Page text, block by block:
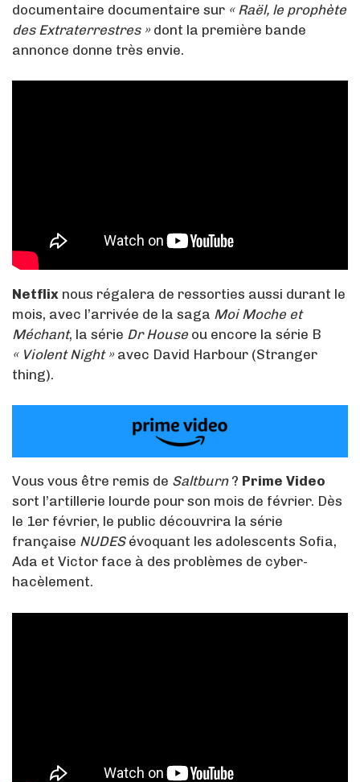
documentaire documentaire sur « Raël, le prophète
des Extraterrestres »dont la première bande
annonce donne très envie.
Netflix nous régalera de ressorties aussi durant le
mois, avec l’arrivée de la saga Moi Moche et
Méchant, la série Dr Houseou encore la série B
« Violent Night »avec David Harbour (Stranger
thing).
Vous vous être remis de Saltburn? Prime Video
sort l’artillerie lourde pour son mois de février. Dès
le 1er février, le public découvrira la série
française NUDESévoquant les adolescents Sofia,
Ada et Victor face à des problèmes de cyber-
hacèlement.